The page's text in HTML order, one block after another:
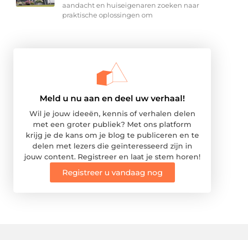
aandacht en huiseigenaren zoeken naar
praktische oplossingen om
Meld u nu aan en deel uw verhaal!
Wil je jouw ideeën, kennis of verhalen delen
met een groter publiek? Met ons platform
krijg je de kans om je blog te publiceren en te
delen met lezers die geïnteresseerd zijn in
jouw content. Registreer en laat je stem horen!
Registreer u vandaag nog